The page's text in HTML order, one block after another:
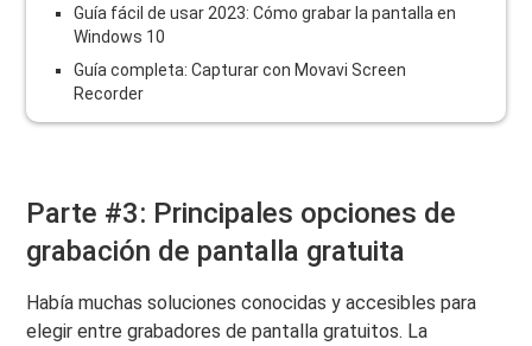
Guía fácil de usar 2023: Cómo grabar la pantalla en
Windows 10
Guía completa: Capturar con Movavi Screen
Recorder
Parte #3: Principales opciones de
grabación de pantalla gratuita
Había muchas soluciones conocidas y accesibles para
elegir entre grabadores de pantalla gratuitos. La